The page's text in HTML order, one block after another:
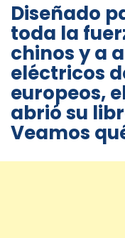
Diseñado
toda la
chinos y a
eléctricos
europeos,
abrió su
Veamos